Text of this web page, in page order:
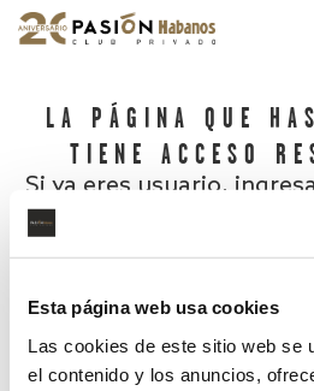
Esta página web usa cookies
Las cookies de este sitio web se
el contenido y los anuncios,
LA PÁGINA QUE
TIENE ACCESO
Si ya eres usuario,